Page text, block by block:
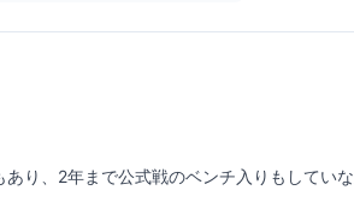
り、2年まで公式戦のベンチ入りもして